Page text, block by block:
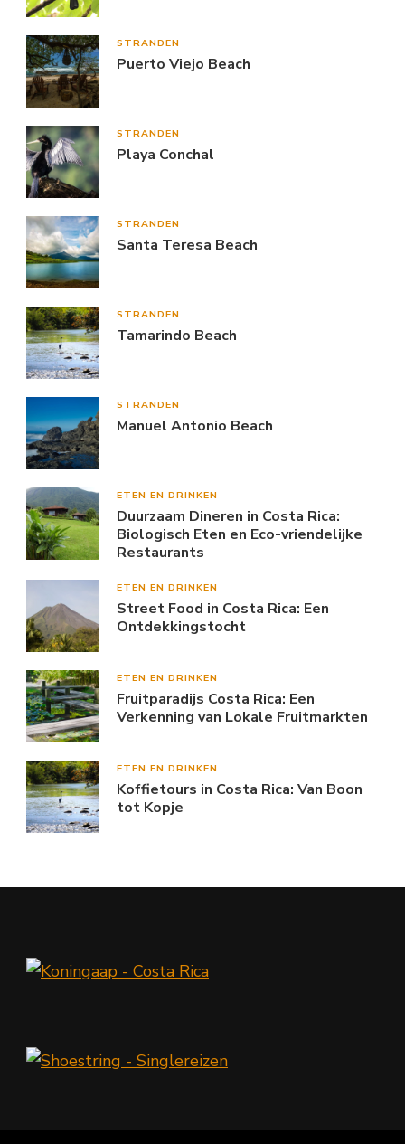
STRANDEN
Puerto Viejo Beach
STRANDEN
Playa Conchal
STRANDEN
Santa Teresa Beach
STRANDEN
Tamarindo Beach
STRANDEN
Manuel Antonio Beach
ETEN EN DRINKEN
Duurzaam Dineren in Costa Rica:
Biologisch Eten en Eco-vriendelijke
Restaurants
ETEN EN DRINKEN
Street Food in Costa Rica: Een
Ontdekkingstocht
ETEN EN DRINKEN
Fruitparadijs Costa Rica: Een
Verkenning van Lokale Fruitmarkten
ETEN EN DRINKEN
Koffietours in Costa Rica: Van Boon
tot Kopje